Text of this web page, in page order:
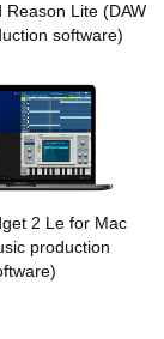
Reason Lite (DAW
software)
2 Le for Mac
production